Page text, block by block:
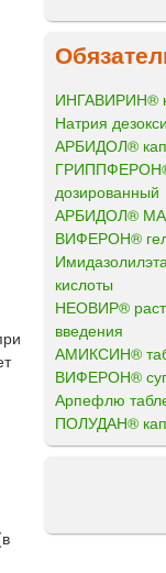
ИНГАВИРИН®
Натрия
АРБИДОЛ®
ГРИППФЕРОН®
дозированный
АРБИДОЛ®
ВИФЕРОН®
кислоты
НЕОВИР®
введения
АМИКСИН®
ВИФЕРОН®
Арпефлю
ПОЛУДАН®